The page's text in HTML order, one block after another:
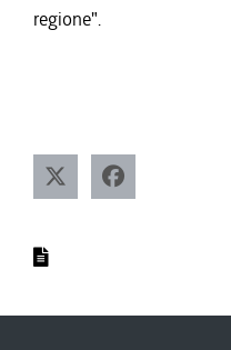
regione".